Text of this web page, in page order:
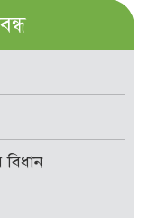
বিধান